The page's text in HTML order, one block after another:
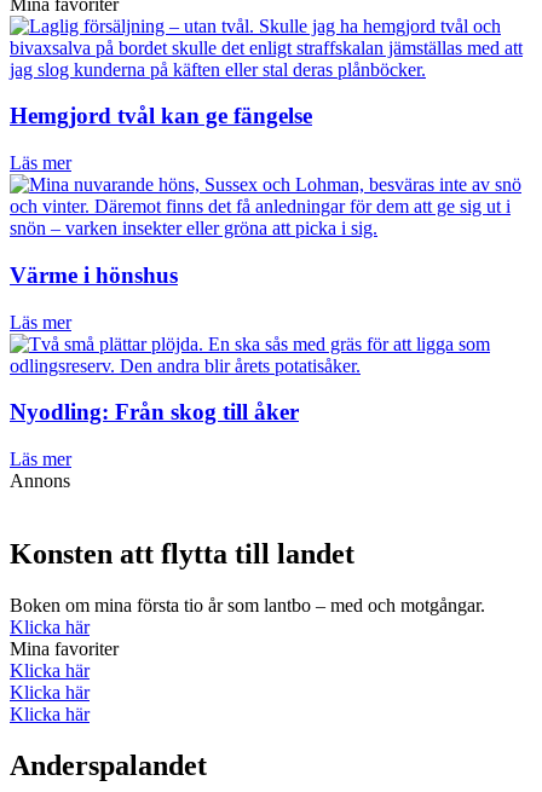
Hemgjord tvål kan ge fängelse
Läs mer
Värme i hönshus
Läs mer
Nyodling: Från skog till åker
Läs mer
Annons
Konsten att flytta till landet
Boken om mina första tio år som lantbo – med och motgångar.
Klicka här
Mina favoriter
Klicka här
Klicka här
Klicka här
Anderspalandet